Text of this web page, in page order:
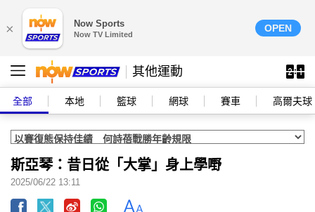
× Now Sports
Now TV Limited
OPEN
其他運動
全部 本地 籃球 網球 賽車 高爾夫球
斯亞琴：昔日從「大掌」身上學嘢
2025/06/22 13:11